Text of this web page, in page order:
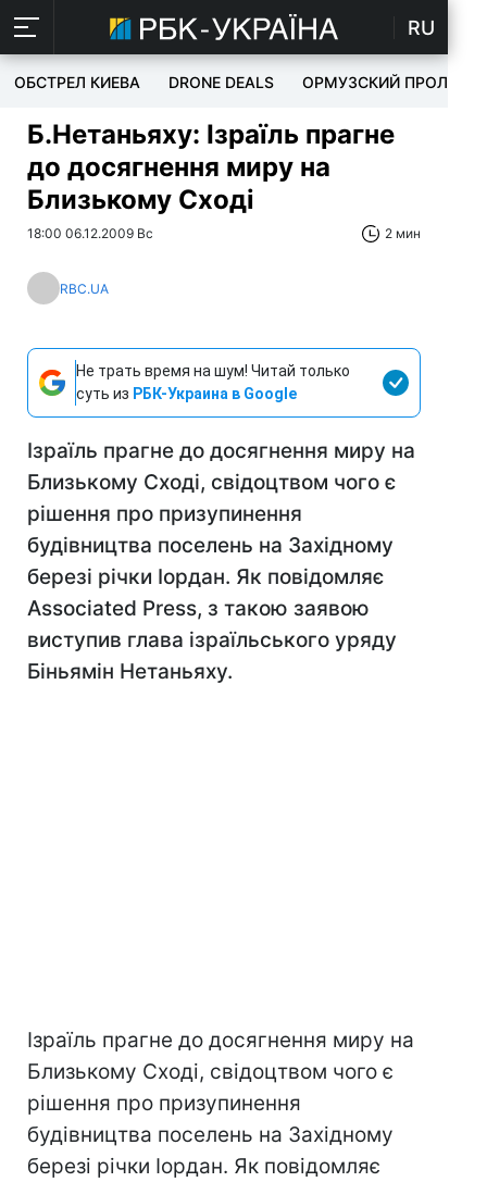
RU
ОБСТРЕЛ КИЕВА DRONE DEALS ОРМУЗСКИЙ ПРОЛИВ
Б.Нетаньяху: Ізраїль прагне
до досягнення миру на
Близькому Сході
18:00 06.12.2009 Вс 2 мин
RBC.UA
Не трать время на шум! Читай только
суть из РБК-Украина в Google
Ізраїль прагне до досягнення миру на
Близькому Сході, свідоцтвом чого є
рішення про призупинення
будівництва поселень на Західному
березі річки Іордан. Як повідомляє
Associated Press, з такою заявою
виступив глава ізраїльського уряду
Біньямін Нетаньяху.
Ізраїль прагне до досягнення миру на
Близькому Сході, свідоцтвом чого є
рішення про призупинення
будівництва поселень на Західному
березі річки Іордан. Як повідомляє